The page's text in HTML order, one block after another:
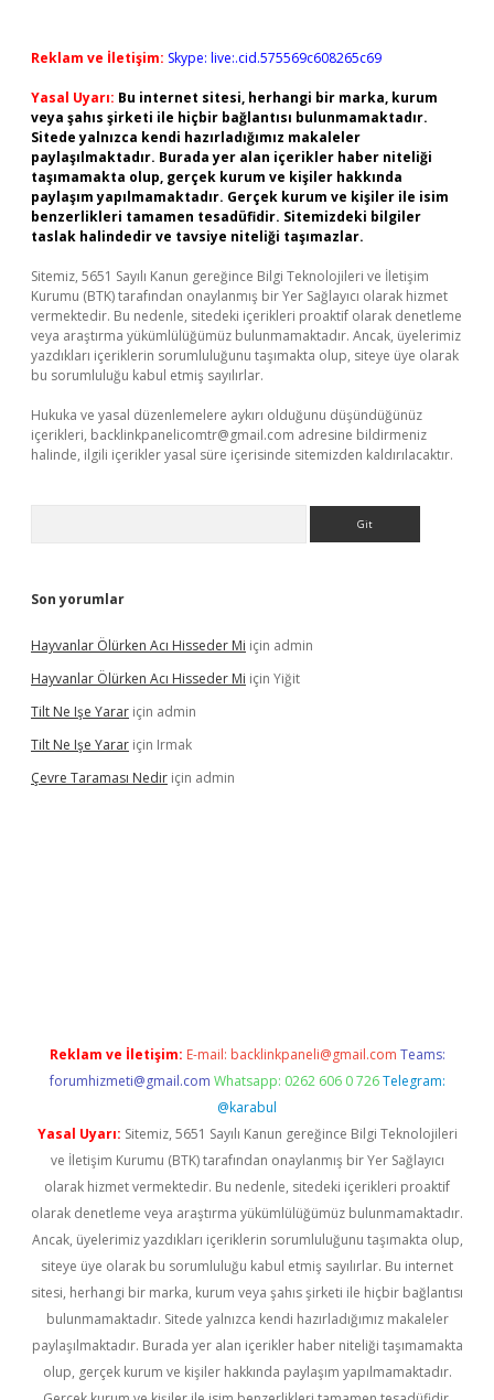
Reklam ve İletişim: Skype: live:.cid.575569c608265c69
Yasal Uyarı: Bu internet sitesi, herhangi bir marka, kurum
veya şahıs şirketi ile hiçbir bağlantısı bulunmamaktadır.
Sitede yalnızca kendi hazırladığımız makaleler
paylaşılmaktadır. Burada yer alan içerikler haber niteliği
taşımamakta olup, gerçek kurum ve kişiler hakkında
paylaşım yapılmamaktadır. Gerçek kurum ve kişiler ile isim
benzerlikleri tamamen tesadüfidir. Sitemizdeki bilgiler
taslak halindedir ve tavsiye niteliği taşımazlar.
Sitemiz, 5651 Sayılı Kanun gereğince Bilgi Teknolojileri ve İletişim
Kurumu (BTK) tarafından onaylanmış bir Yer Sağlayıcı olarak hizmet
vermektedir. Bu nedenle, sitedeki içerikleri proaktif olarak denetleme
veya araştırma yükümlülüğümüz bulunmamaktadır. Ancak, üyelerimiz
yazdıkları içeriklerin sorumluluğunu taşımakta olup, siteye üye olarak
bu sorumluluğu kabul etmiş sayılırlar.
Hukuka ve yasal düzenlemelere aykırı olduğunu düşündüğünüz
içerikleri, backlinkpanelicomtr@gmail.com adresine bildirmeniz
halinde, ilgili içerikler yasal süre içerisinde sitemizden kaldırılacaktır.
Son yorumlar
Hayvanlar Ölürken Acı Hisseder Mi için admin
Hayvanlar Ölürken Acı Hisseder Mi için Yiğit
Tilt Ne Işe Yarar için admin
Tilt Ne Işe Yarar için Irmak
Çevre Taraması Nedir için admin
Reklam ve İletişim: E-mail: backlinkpaneli@gmail.com Teams:
forumhizmeti@gmail.com Whatsapp: 0262 606 0 726 Telegram:
@karabul
Yasal Uyarı: Sitemiz, 5651 Sayılı Kanun gereğince Bilgi Teknolojileri
ve İletişim Kurumu (BTK) tarafından onaylanmış bir Yer Sağlayıcı
olarak hizmet vermektedir. Bu nedenle, sitedeki içerikleri proaktif
olarak denetleme veya araştırma yükümlülüğümüz bulunmamaktadır.
Ancak, üyelerimiz yazdıkları içeriklerin sorumluluğunu taşımakta olup,
siteye üye olarak bu sorumluluğu kabul etmiş sayılırlar. Bu internet
sitesi, herhangi bir marka, kurum veya şahıs şirketi ile hiçbir bağlantısı
bulunmamaktadır. Sitede yalnızca kendi hazırladığımız makaleler
paylaşılmaktadır. Burada yer alan içerikler haber niteliği taşımamakta
olup, gerçek kurum ve kişiler hakkında paylaşım yapılmamaktadır.